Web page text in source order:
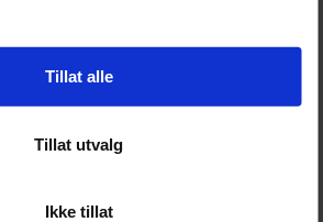
Tillat alle
Tillat utvalg
Ikke tillat